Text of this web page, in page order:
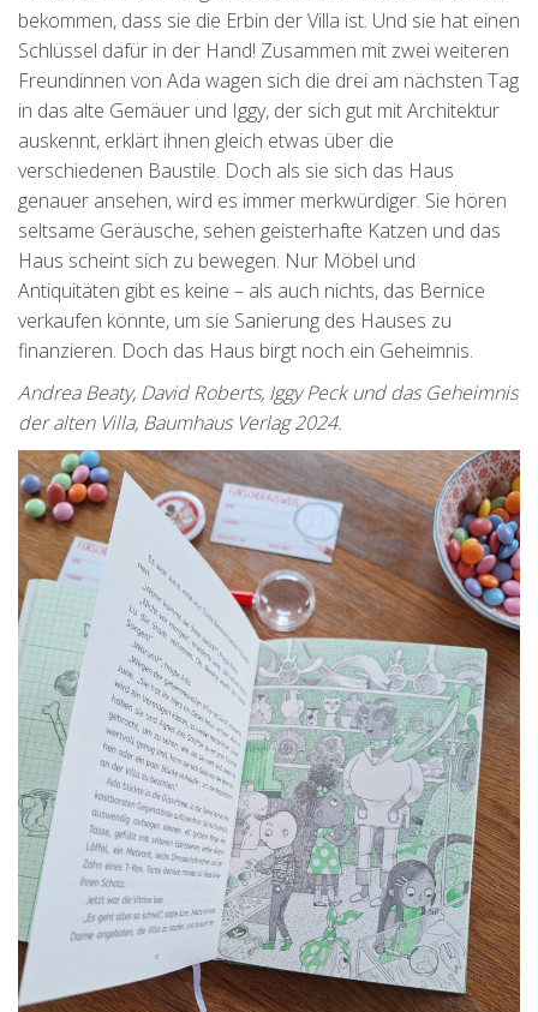
bekommen, dass sie die Erbin der Villa ist. Und sie hat einen
Schlüssel dafür in der Hand! Zusammen mit zwei weiteren
Freundinnen von Ada wagen sich die drei am nächsten Tag
in das alte Gemäuer und Iggy, der sich gut mit Architektur
auskennt, erklärt ihnen gleich etwas über die
verschiedenen Baustile. Doch als sie sich das Haus
genauer ansehen, wird es immer merkwürdiger. Sie hören
seltsame Geräusche, sehen geisterhafte Katzen und das
Haus scheint sich zu bewegen. Nur Möbel und
Antiquitäten gibt es keine – als auch nichts, das Bernice
verkaufen könnte, um sie Sanierung des Hauses zu
finanzieren. Doch das Haus birgt noch ein Geheimnis.
Andrea Beaty, David Roberts, Iggy Peck und das Geheimnis
der alten Villa, Baumhaus Verlag 2024.